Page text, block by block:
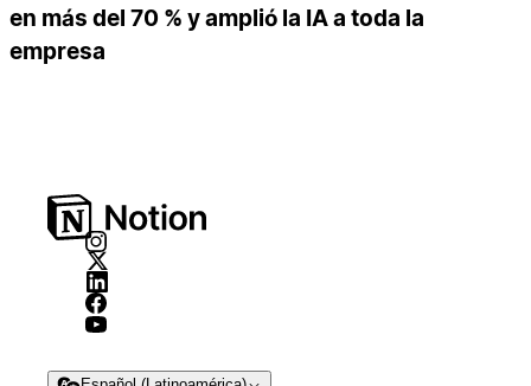
en más del 70 % y amplió la IA a toda la
empresa